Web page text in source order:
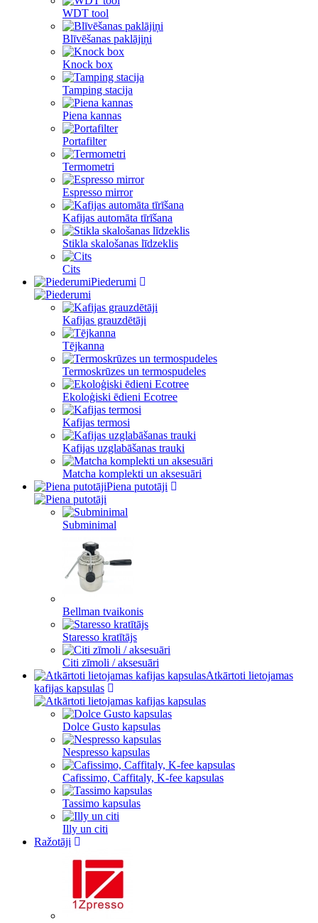
WDT tool
Blīvēšanas paklājiņi
Knock box
Tamping stacija
Piena kannas
Portafilter
Termometri
Espresso mirror
Kafijas automāta tīrīšana
Stikla skalošanas līdzeklis
Cits
Piederumi
Kafijas grauzdētāji
Tējkanna
Termoskrūzes un termospudeles
Ekoloģiski ēdieni Ecotree
Kafijas termosi
Kafijas uzglabāšanas trauki
Matcha komplekti un aksesuāri
Piena putotāji
Subminimal
Bellman tvaikonis
Staresso kratītājs
Citi zīmoli / aksesuāri
Atkārtoti lietojamas
kafijas kapsulas
Dolce Gusto kapsulas
Nespresso kapsulas
Cafissimo, Caffitaly, K-fee kapsulas
Tassimo kapsulas
Illy un citi
Ražotāji